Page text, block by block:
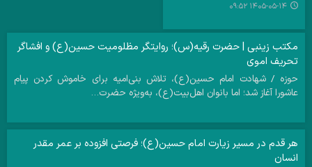
۱۴۰۵-۰۵-۱۴ ۰۹:۵۲
مکتب زینبی | حضرت رقیه(س)؛ روایتگر مظلومیت حسین(ع) و افشاگر
تحریف اموی
حوزه / شهادت امام حسین(ع)، تلاش بنی‌امیه برای خاموش کردن پیام
عاشورا آغاز شد؛ اما بانوان اهل‌بیت(ع)، به‌ویژه حضرت…
هر قدم در مسیر زیارت امام حسین(ع)؛ فرصتی افزوده بر عمر مقدر
انسان